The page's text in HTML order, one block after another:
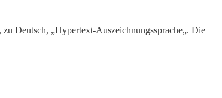
Deutsch, „Hypertext-Auszeichnungssprache„. Die